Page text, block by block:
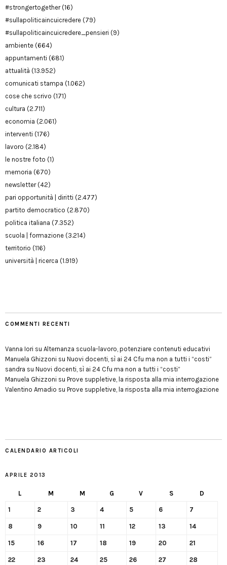
#strongertogether(16)
#sullapoliticaincuicredere (79)
#sullapoliticaincuicredere_pensieri (9)
ambiente (664)
appuntamenti (681)
attualità (13.952)
comunicati stampa (1.062)
cose che scrivo (171)
cultura (2.711)
economia (2.061)
interventi (176)
lavoro (2.184)
le nostre foto (1)
memoria (670)
newsletter(42)
pari opportunità | diritti (2.477)
partito democratico (2.870)
politica italiana (7.352)
scuola | formazione (3.214)
territorio (116)
università | ricerca (1.919)
COMMENTI RECENTI
Vanna Iori su Alternanza scuola-lavoro, potenziare contenuti educativi
Manuela Ghizzoni su Nuovi docenti, sì ai 24 Cfu ma non a tutti i “costi”
sandra su Nuovi docenti, sì ai 24 Cfu ma non a tutti i “costi”
Manuela Ghizzoni su Prove suppletive, la risposta alla mia interrogazione
Valentino Amadio su Prove suppletive, la risposta alla mia interrogazione
CALENDARIO ARTICOLI
APRILE 2013
L M M G V S D
1 2 3 4 5 6 7
8 9 10 11 12 13 14
15 16 17 18 19 20 21
22 23 24 25 26 27 28